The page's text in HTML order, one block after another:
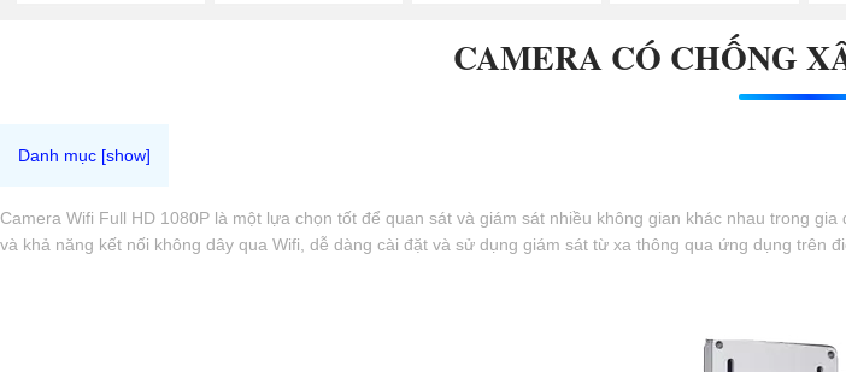
CAMERA CÓ CHỐNG
Camera Wifi Full HD 1080P là một lựa chọn tốt để quan sát và giám sát nhiều không gian khác nhau trong
và khả năng kết nối không dây qua Wifi, dễ dàng cài đặt và sử dụng giám sát từ xa thông qua ứng dụng trên